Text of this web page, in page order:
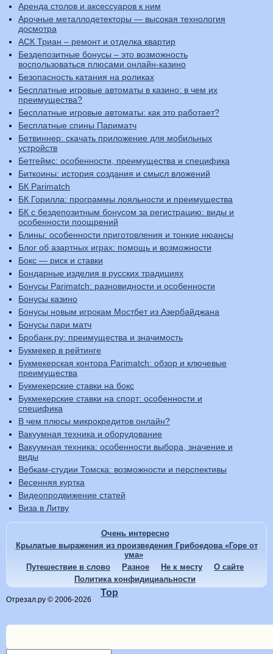
Аренда столов и аксессуаров к ним
Арочные металлодетекторы — высокая технология
досмотра
АСК Триан – ремонт и отделка квартир
Бездепозитные бонусы – это возможность
воспользоваться плюсами онлайн-казино
Безопасность катания на роликах
Бесплатные игровые автоматы в казино: в чем их
преимущества?
Бесплатные игровые автоматы: как это работает?
Бесплатные спины Париматч
Бетвиннер: скачать приложение для мобильных
устройств
Бетгеймс: особенности, преимущества и специфика
Биткоины: история создания и смысл вложений
БК Parimatch
БК Горилла: программы лояльности и преимущества
БК с бездепозитным бонусом за регистрацию: виды и
особенности поощрений
Блины: особенности приготовления и тонкие нюансы
Блог об азартных играх: помощь и возможности
Бокс — риск и ставки
Бондарные изделия в русских традициях
Бонусы Parimatch: разновидности и особенности
Бонусы казино
Бонусы новым игрокам Мостбет из Азербайджана
Бонусы пари матч
Бробанк.ру: преимущества и значимость
Букмекер в рейтинге
Букмекерская контора Parimatch: обзор и ключевые
преимущества
Букмекерские ставки на бокс
Букмекерские ставки на спорт: особенности и
специфика
В чем плюсы микрокредитов онлайн?
Вакуумная техника и оборудование
Вакуумная техника: особенности выбора, значение и
виды
Вебкам-студии Томска: возможности и перспективы
Весенняя куртка
Видеопродвижение статей
Виза в Литву
Очень интересно
Крылатые выражения из произведения Грибоедова «Горе от
ума»
Путешествие в слово
Разное Не к месту
О сайте
Политика конфидициальности
Отрезал.ру © 2006-2026
Top